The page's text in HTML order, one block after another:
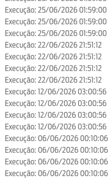
Execução: 25/06/2026 01:59:00
Execução: 25/06/2026 01:59:00
Execução: 25/06/2026 01:59:00
Execução: 22/06/2026 21:51:12
Execução: 22/06/2026 21:51:12
Execução: 22/06/2026 21:51:12
Execução: 22/06/2026 21:51:12
Execução: 12/06/2026 03:00:56
Execução: 12/06/2026 03:00:56
Execução: 12/06/2026 03:00:56
Execução: 12/06/2026 03:00:56
Execução: 06/06/2026 00:10:06
Execução: 06/06/2026 00:10:06
Execução: 06/06/2026 00:10:06
Execução: 06/06/2026 00:10:06